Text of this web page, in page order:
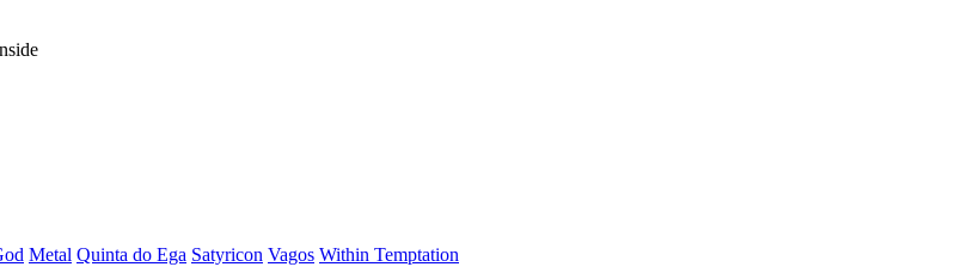
Metal Quinta do Ega Satyricon Vagos Within Temptation